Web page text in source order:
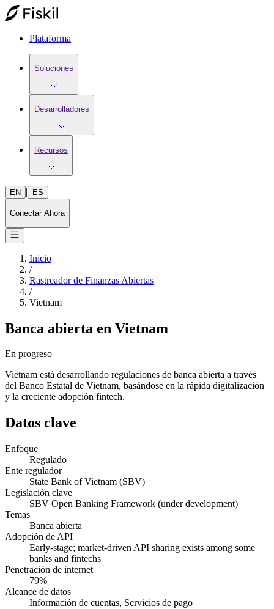
Plataforma
Soluciones
Desarrolladores
Recursos
EN | ES
Conectar Ahora
Inicio
/
Rastreador de Finanzas Abiertas
/
Vietnam
Banca abierta en Vietnam
En progreso
Vietnam está desarrollando regulaciones de banca abierta a través
del Banco Estatal de Vietnam, basándose en la rápida digitalización
y la creciente adopción fintech.
Datos clave
Enfoque
Regulado
Ente regulador
State Bank of Vietnam (SBV)
Legislación clave
SBV Open Banking Framework (under development)
Temas
Banca abierta
Adopción de API
Early-stage; market-driven API sharing exists among some
banks and fintechs
Penetración de internet
79%
Alcance de datos
Información de cuentas, Servicios de pago